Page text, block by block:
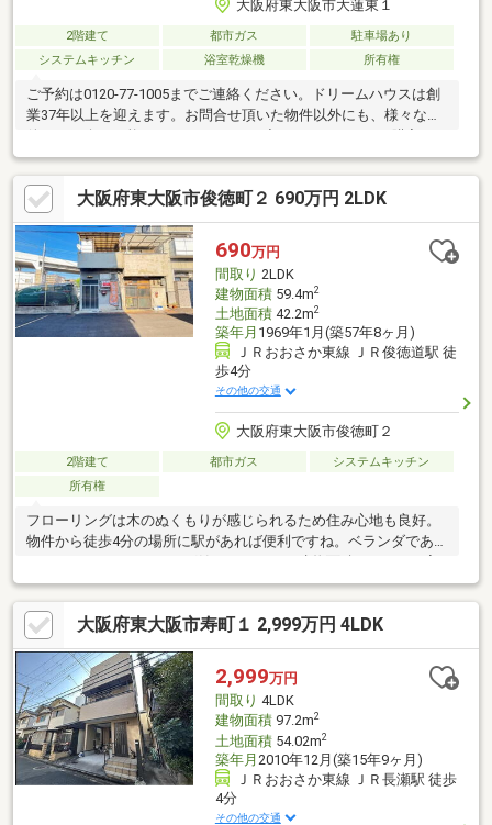
大阪府東大阪市大蓮東１
2階建て 都市ガス
駐車場あり
システムキッチン
浴室乾燥機 所有権
ご予約は0120-77-1005までご連絡ください。ドリームハウスは創
業37年以上を迎えます。お問合せ頂いた物件以外にも、様々な物
リット５選◆①ネット非公開物件のご紹介♪②アフターサービ
ス・メンテナンスが充実♪③リフォーム・リノベーションプラン
も多数準備♪④ご質問には１日以内にお答えします♪⑤金融機関
より『地域貢献賞』を頂いており、住宅ローンには自信がありま
す。不動産は人生で１番高額とされるお買い物です。スタッフ一
同、お客様それぞれに合った「マイホーム」が見つかるよう、精
一杯頑張りますので是非、一度お問合せください！
大阪府東大阪市俊徳町２ 690万円 2LDK
690万円
間取り 2LDK
建物面積59.4m2
土地面積42.2m2
築年月 1969年1月(築57年8ヶ月)
ＪＲおおさか東線 ＪＲ俊徳道駅 徒
歩4分
その他の交通
大阪府東大阪市俊徳町２
2階建て 都市ガス
システムキッチン
所有権
フローリングは木のぬくもりが感じられるため住み心地も良好。
物件から徒歩4分の場所に駅があれば便利ですね。ベランダであな
族と過ごすのにも問題のない広さです。奥行がある押入は沢山の
物が収納できます。2駅利用できる場所にあるので利便性が高いで
す。広々した2LDKで一家団欒のときを過ごせます。
大阪府東大阪市寿町１ 2,999万円 4LDK
2,999万円
間取り 4LDK
建物面積97.2m2
土地面積54.02m2
築年月 2010年12月(築15年9ヶ月)
ＪＲおおさか東線 ＪＲ長瀬駅 徒歩
4分
その他の交通